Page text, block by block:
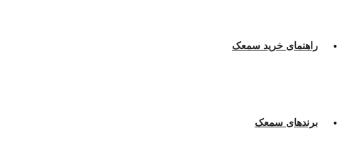
راهنمای خرید سمعک
برندهای سمعک